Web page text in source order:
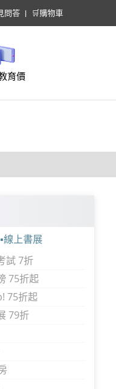
問答 🛒購物車
育價
線上書展
試 7折
75折起
75折起
79折